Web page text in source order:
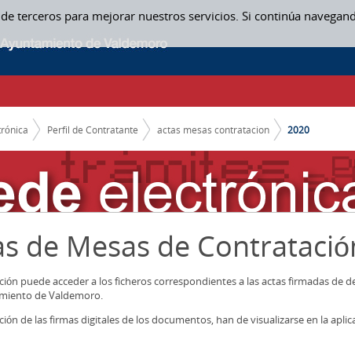
terceros para mejorar nuestros servicios. Si continúa
MESAS CONTRATACION
MIGAS Perfil de Contratante actas mesas contratacion 2020
de Mesas de
puede acceder a los ficheros correspondientes a las actas firmadas de
de Valdemoro.
de las firmas digitales de los documentos, han de visualizarse en la